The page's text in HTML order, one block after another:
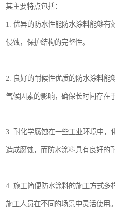
其主要特点包括：
1. 优异的防水性能防水涂料能够有
侵蚀，保护结构的完整性。
2. 良好的耐候性优质的防水涂料能
气候因素的影响，确保长时间存在
3. 耐化学腐蚀在一些工业环境中，
造成腐蚀，而防水涂料具有良好的
4. 施工简便防水涂料的施工方式多
施工人员在不同的场景中灵活使用。